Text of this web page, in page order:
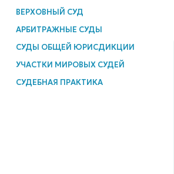
ВЕРХОВНЫЙ СУД
АРБИТРАЖНЫЕ СУДЫ
СУДЫ ОБЩЕЙ ЮРИСДИКЦИИ
УЧАСТКИ МИРОВЫХ СУДЕЙ
СУДЕБНАЯ ПРАКТИКА